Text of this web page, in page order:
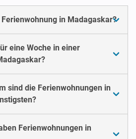
in Madagaskar?
eine Woche in einer
sind die Ferienwohnungen in
Ferienwohnungen in